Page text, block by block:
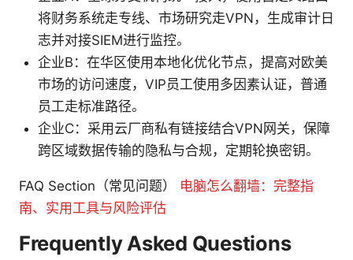
将财务系统走专线、市场研究走VPN，生成审计日
志并对接SIEM进行监控。
企业B：在华区使用本地化优化节点，提高对欧美
市场的访问速度，VIP员工使用多因素认证，普通
员工走标准路径。
企业C：采用云厂商私有链接结合VPN网关，保障
跨区域数据传输的隐私与合规，定期轮换密钥。
FAQ Section（常见问题） 电脑怎么翻墙：完整指
南、实用工具与风险评估
Frequently Asked Questions